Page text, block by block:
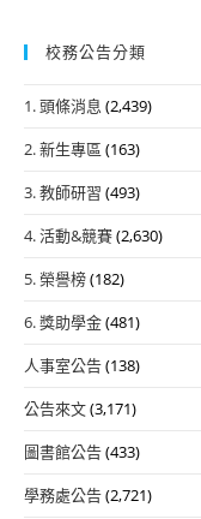
校務公告分類
1. 頭條消息 (2,439)
2. 新生專區 (163)
3. 教師研習 (493)
4. 活動&競賽(2,630)
5. 榮譽榜(182)
6. 獎助學金(481)
人事室公告(138)
公告來文(3,171)
圖書館公告(433)
學務處公告(2,721)